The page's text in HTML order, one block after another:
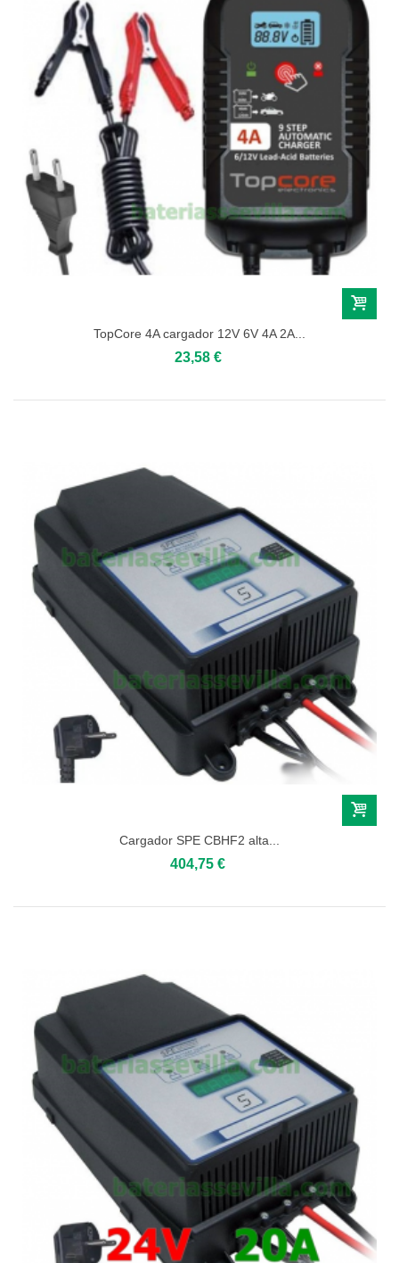
TopCore 4A cargador 12V 6V 4A 2A...
23,58 €
Cargador SPE CBHF2 alta...
404,75 €